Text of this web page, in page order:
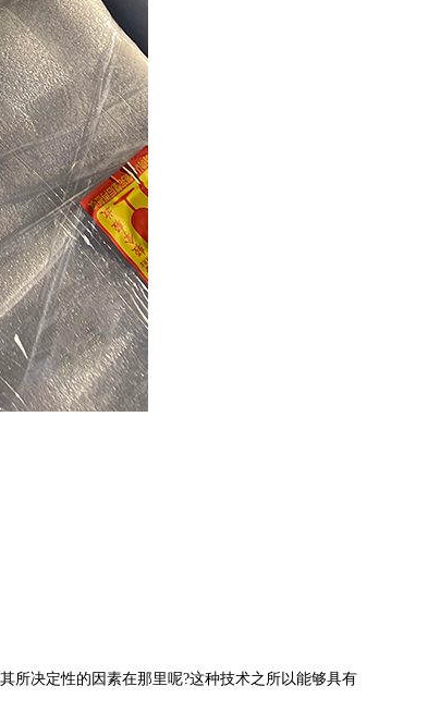
所决定性的因素在那里呢?这种技术之所以能够具有